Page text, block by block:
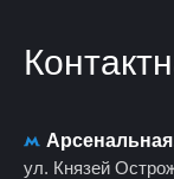
ул. Князей